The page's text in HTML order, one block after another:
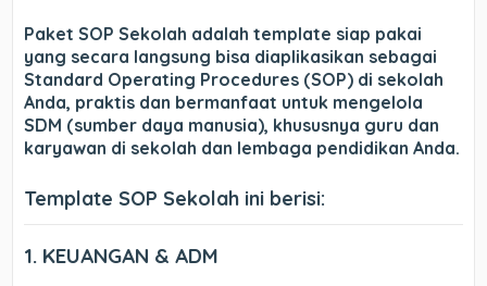
Paket SOP Sekolah adalah template siap pakai
yang secara langsung bisa diaplikasikan sebagai
Standard Operating Procedures (SOP) di sekolah
Anda, praktis dan bermanfaat untuk mengelola
SDM (sumber daya manusia), khususnya guru dan
karyawan di sekolah dan lembaga pendidikan Anda.
Template SOP Sekolah ini berisi:
1. KEUANGAN & ADM